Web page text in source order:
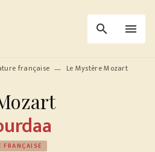
search menu
française — Le Mystère Mozart